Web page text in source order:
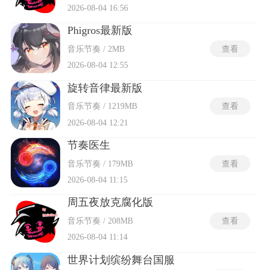
2026-08-04 16:56
Phigros最新版
音乐节奏 / 2MB
2026-08-04 12:55
查看
旋转音律最新版
音乐节奏 / 1219MB
2026-08-04 12:21
查看
节奏医生
音乐节奏 / 179MB
2026-08-04 11:15
查看
周五夜放克腐化版
音乐节奏 / 208MB
2026-08-04 11:14
查看
世界计划缤纷舞台国服